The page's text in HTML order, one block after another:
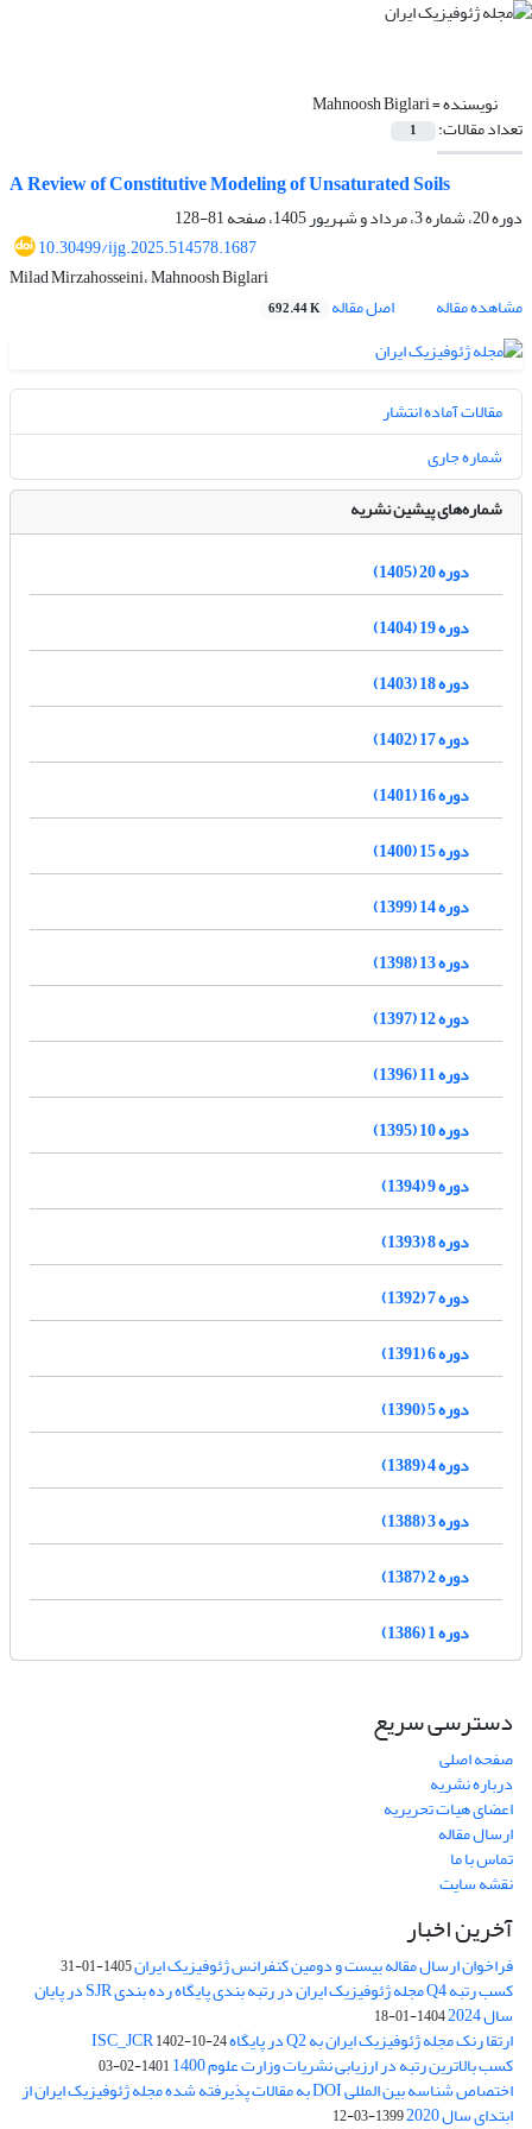
نویسنده =Mahnoosh Biglari
تعداد مقالات: 1
A Review of Constitutive Modeling of Unsaturated Soils
دوره 20، شماره 3، مرداد و شهریور 1405، صفحه
81-128
10.30499/ijg.2025.514578.1687
Milad Mirzahosseini، Mahnoosh Biglari
مشاهده مقاله
اصل مقاله 692.44 K
مقالات آماده انتشار
شماره جاری
شماره‌های پیشین نشریه
دوره 20 (1405)
دوره 19 (1404)
دوره 18 (1403)
دوره 17 (1402)
دوره 16 (1401)
دوره 15 (1400)
دوره 14 (1399)
دوره 13 (1398)
دوره 12 (1397)
دوره 11 (1396)
دوره 10 (1395)
دوره 9 (1394)
دوره 8 (1393)
دوره 7 (1392)
دوره 6 (1391)
دوره 5 (1390)
دوره 4 (1389)
دوره 3 (1388)
دوره 2 (1387)
دوره 1 (1386)
دسترسی سریع
صفحه اصلی
درباره نشریه
اعضای هیات تحریریه
ارسال مقاله
تماس با ما
نقشه سایت
آخرین اخبار
فراخوان ارسال مقاله بیست و دومین کنفرانس ژئوفیزیک ایران1405-01-31
کسب رتبه Q4 مجله ژئوفیزیک ایران در رتبه بندی پایگاه رده بندی SJR در پایان
سال 2024 1404-01-18
ارتقا رنک مجله ژئوفیزیک ایران به Q2 در پایگاه ISC_JCR 1402-10-24
کسب بالاترین رتبه در ارزیابی نشریات وزارت علوم 1400 1401-02-03
اختصاص شناسه بین المللی DOI به مقالات پذیرفته شده مجله ژئوفیزیک ایران از
ابتدای سال 2020 1399-03-12